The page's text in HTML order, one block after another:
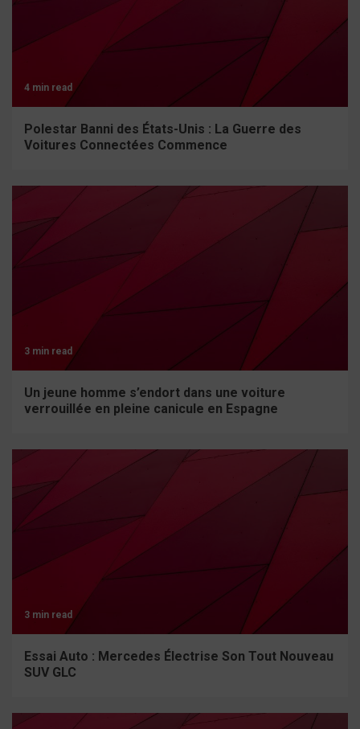
4 min read
Polestar Banni des États-Unis : La Guerre des
Voitures Connectées Commence
3 min read
Un jeune homme s’endort dans une voiture
verrouillée en pleine canicule en Espagne
3 min read
Essai Auto : Mercedes Électrise Son Tout Nouveau
SUV GLC